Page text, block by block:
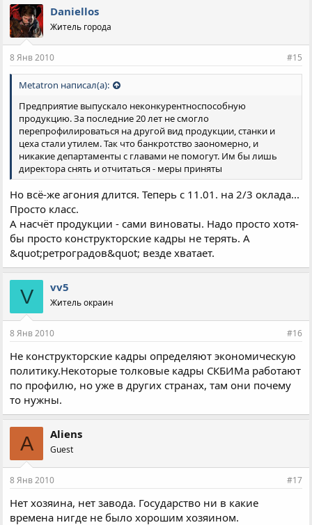
Daniellos
Житель города
8 Янв 2010 #15
Metatron написал(а):
Предприятие выпускало неконкурентноспособную
продукцию. За последние 20 лет не смогло
перепрофилироваться на другой вид продукции, станки и
цеха стали утилем. Так что банкротство заономерно, и
никакие департаменты с главами не помогут. Им бы лишь
директора снять и отчитаться - меры приняты
Но всё-же агония длится. Теперь с 11.01. на 2/3 оклада...
Просто класс.
А насчёт продукции - сами виноваты. Надо просто хотя-
бы просто конструкторские кадры не терять. А
&quot;ретроградов&quot; везде хватает.
V vv5
Житель окраин
8 Янв 2010 #16
Не конструкторские кадры определяют экономическую
политику.Некоторые толковые кадры СКБИМа работают
по профилю, но уже в других странах, там они почему
то нужны.
A Aliens
Guest
8 Янв 2010 #17
Нет хозяина, нет завода. Государство ни в какие
времена нигде не было хорошим хозяином.